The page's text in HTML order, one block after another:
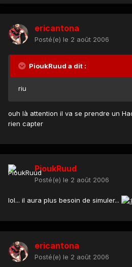
ericantona
Posté(e) le 2 août 2006
PioukRuud a dit :
riu
ouh là attention il va se prendre un
rien capter
PioukRuud
Posté(e) le 2 août 2006
lol... il aura plus besoin de simuler...
ericantona
Posté(e) le 2 août 2006